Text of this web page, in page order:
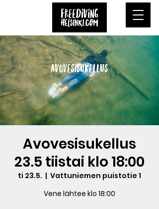
Avovesisukellus
23.5 tiistai klo 18:00
ti 23.5.
  |
Vattuniemen puistotie 1
Vene lähtee klo 18:00